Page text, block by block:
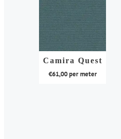
Camira Quest
€61,00per meter